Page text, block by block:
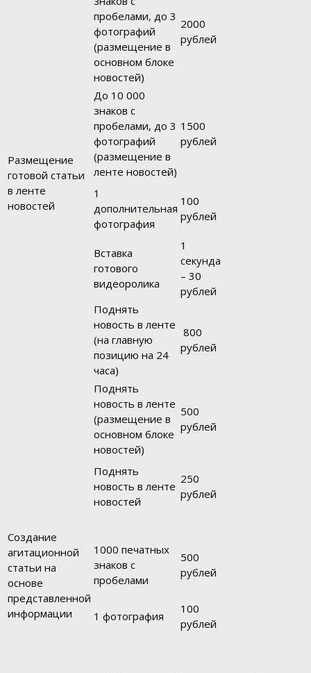
Размещение
готовой статьи
в ленте
новостей
пробелами, до 3
фотографий
(размещение в
основном блоке
новостей)
2000
рублей
До 10 000
знаков с
пробелами, до 3
фотографий
(размещение в
ленте новостей)
1500
рублей
1
дополнительная
фотография
100
рублей
Вставка
готового
видеоролика
1
секунда
– 30
рублей
Поднять
новость в ленте
(на главную
позицию на 24
часа)
800
рублей
Поднять
новость в ленте
(размещение в
основном блоке
новостей)
500
рублей
Поднять
новость в ленте
новостей
250
рублей
Создание
агитационной
статьи на
основе
представленной
информации
1000 печатных
знаков с
пробелами
500
рублей
1 фотография
100
рублей